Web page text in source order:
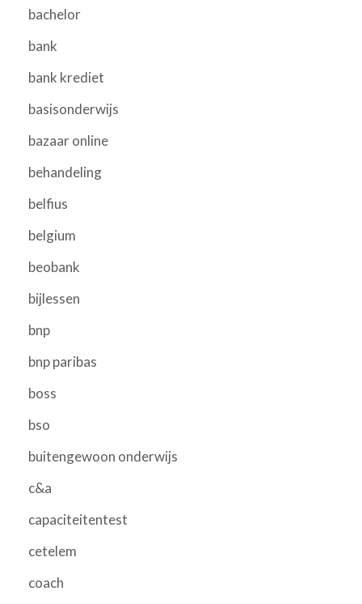
bachelor
bank
bank krediet
basisonderwijs
bazaar online
behandeling
belfius
belgium
beobank
bijlessen
bnp
bnp paribas
boss
bso
buitengewoon onderwijs
c&a
capaciteitentest
cetelem
coach